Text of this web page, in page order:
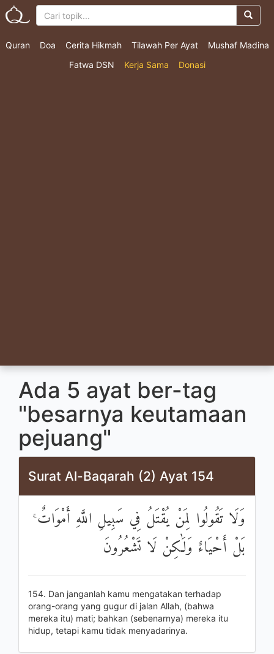
Quran Doa Cerita Hikmah Tilawah Per Ayat
Mushaf Madina
Fatwa DSN
Kerja Sama Donasi
Ada 5 ayat ber-tag
"besarnya keutamaan
pejuang"
Surat Al-Baqarah (2) Ayat 154
وَلَا تَقُولُوا لِمَنْ يُقْتَلُ فِي سَبِيلِ اللَّهِ أَمْوَاتٌ ۚ
بَلْ أَحْيَاءٌ وَلَٰكِنْ لَا تَشْعُرُونَ
154. Dan janganlah kamu mengatakan terhadap
orang-orang yang gugur di jalan Allah, (bahwa
mereka itu) mati; bahkan (sebenarnya) mereka itu
hidup, tetapi kamu tidak menyadarinya.